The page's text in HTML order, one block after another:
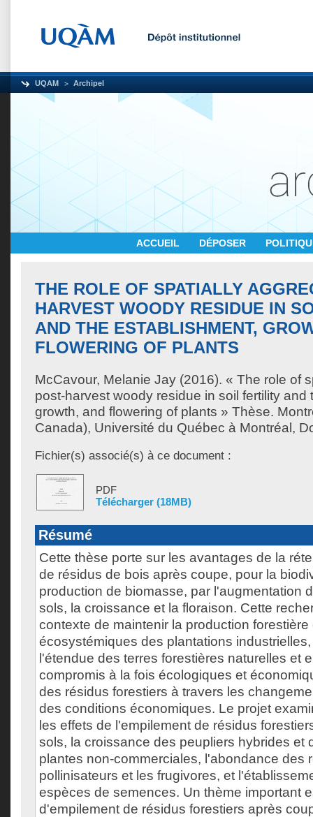
UQAM Archipel
ACCUEIL DÉPOSER
THE ROLE OF SPATIALLY
HARVEST WOODY RESIDUE IN
AND THE ESTABLISHMENT,
FLOWERING OF PLANTS
McCavour, Melanie Jay (2016). « The role of
post-harvest woody residue in soil fertility and
growth, and flowering of plants » Thèse.
Canada), Université du Québec à Montréal,
Fichier(s) associé(s) à ce document :
PDF
Télécharger (18MB)
Résumé
Cette thèse porte sur les avantages de la
de résidus de bois après coupe, pour la
production de biomasse, par l'augmentation
sols, la croissance et la floraison. Cette
contexte de maintenir la production
écosystémiques des plantations
l'étendue des terres forestières naturelles et
compromis à la fois écologiques et
des résidus forestiers à travers les
des conditions économiques. Le projet
les effets de l'empilement de résidus
sols, la croissance des peupliers hybrides et
plantes non-commerciales, l'abondance des
pollinisateurs et les frugivores, et
espèces de semences. Un thème important
d'empilement de résidus forestiers après